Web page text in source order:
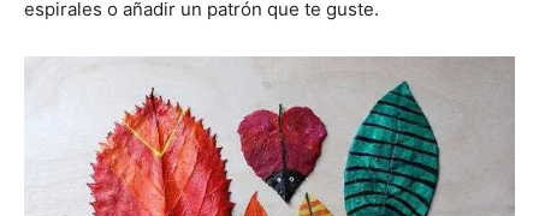
espirales o añadir un patrón que te guste.